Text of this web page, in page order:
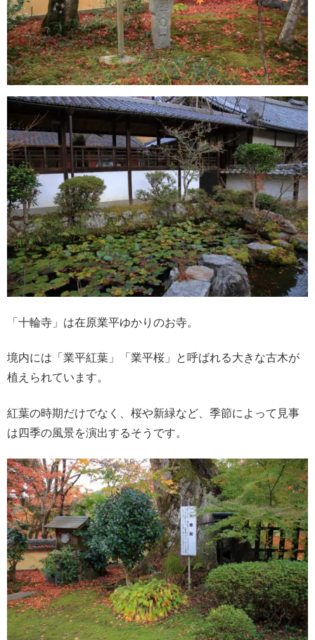
「十輪寺」は在原業平ゆかりのお寺。
境内には「業平紅葉」「業平桜」と呼ばれる大きな古木が
植えられています。
紅葉の時期だけでなく、桜や新緑など、季節によって見事
は四季の風景を演出するそうです。